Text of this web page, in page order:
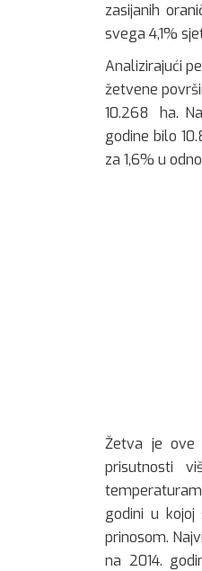
zasijanih
svega 4,1%
Analizirajući
žetvene
10.268 ha.
godine bilo
za 1,6% u
Žetva je ove
prisutnosti
godini u kojoj
prinosom.
na 2014.